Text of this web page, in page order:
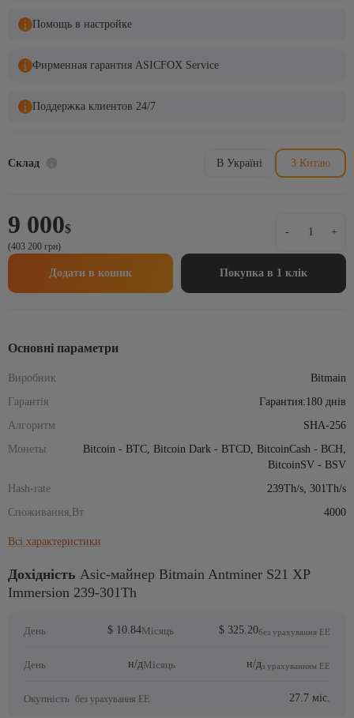
Помощь в настройке
Фирменная гарантия ASICFOX Service
Поддержка клиентов 24/7
Склад В Україні З Китаю
9 000$
(403 200 грн)
-
майнер
Bitmain
Antminer
+
Додати в кошик Покупка в 1 клік
Основні параметри
Виробник
Bitmain
Гарантія
Гарантия:180 днів
Алгоритм
SHA-256
Монеты
Bitcoin - BTC, Bitcoin Dark - BTCD, BitcoinCash - BCH,
BitcoinSV - BSV
Hash-rate
239Th/s, 301Th/s
Споживання,Вт
4000
Всі характеристики
Дохідність Asic-майнер Bitmain Antminer S21 XP
Immersion 239-301Th
День $ 10.84Місяць $ 325.20без урахування ЕЕ
День н/дМісяць н/дз урахуванням ЕЕ
Окупність без урахування ЕЕ 27.7 міс.